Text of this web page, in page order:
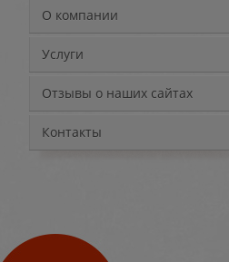
О компании
Услуги
Отзывы о наших сайтах
Контакты